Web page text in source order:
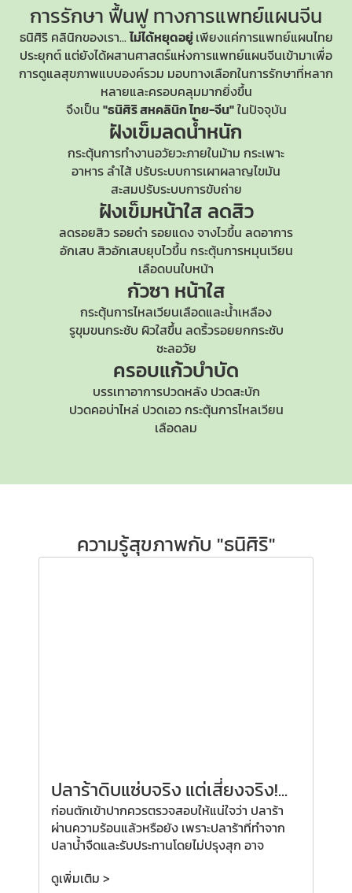
การรักษา ฟื้นฟูทางการแพทย์แผนจีน
ธนิศิริ คลินิกของเรา...ไม่ได้หยุดอยู่เพียงแค่การแพทย์แผนไทย
ประยุกต์ แต่ยังได้ผสานศาสตร์แห่งการแพทย์แผนจีนเข้ามาเพื่อ
การดูแลสุขภาพแบบองค์รวม มอบทางเลือกในการรักษาที่หลาก
หลายและครอบคลุมมากยิ่งขึ้น
จึงเป็น "ธนิศิริ สหคลินิก ไทย-จีน"ในปัจจุบัน
ฝังเข็มลดน้ำหนัก
กระตุ้นการทำงานอวัยวะภายในม้าม กระเพาะ
อาหาร ลำไส้ ปรับระบบการเผาผลาญไขมัน
สะสมปรับระบบการขับถ่าย
ฝังเข็มหน้าใส ลดสิว
ลดรอยสิว รอยดำ รอยแดง จางไวขึ้น ลดอาการ
อักเสบ สิวอักเสบยุบไวขึ้น กระตุ้นการหมุนเวียน
เลือดบนใบหน้า
กัวซา หน้าใส
กระตุ้นการไหลเวียนเลือดและน้ำเหลือง
รูขุมขนกระชับ ผิวใสขึ้น ลดริ้วรอยยกกระชับ
ชะลอวัย
ครอบแก้วบำบัด
บรรเทาอาการปวดหลัง ปวดสะบัก
ปวดคอบ่าไหล่ ปวดเอว กระตุ้นการไหลเวียน
เลือดลม
ความรู้สุขภาพกับ "ธนิศิริ"
ปลาร้าดิบแซ่บจริง แต่เสี่ยงจริง!...
ก่อนตักเข้าปากควรตรวจสอบให้แน่ใจว่า ปลาร้า
ผ่านความร้อนแล้วหรือยัง เพราะปลาร้าที่ทำจาก
ปลาน้ำจืดและรับประทานโดยไม่ปรุงสุก อาจ
ดูเพิ่มเติม >